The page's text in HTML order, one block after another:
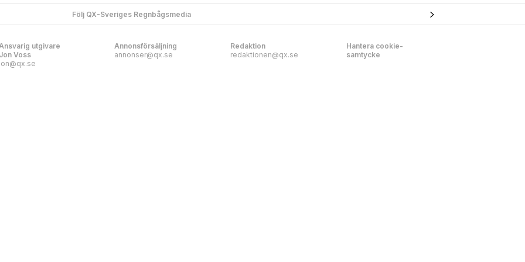
Följ QX-Sveriges Regnbågsmedia
utgivare
Voss
Annonsförsäljning
annonser@qx.se
Redaktion
redaktionen@qx.se
Hantera cookie-
samtycke